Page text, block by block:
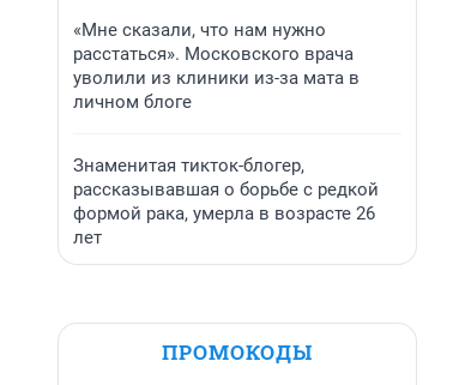
«Мне сказали, что нам нужно
расстаться». Московского врача
уволили из клиники из-за мата в
личном блоге
Знаменитая тикток-блогер,
рассказывавшая о борьбе с редкой
формой рака, умерла в возрасте 26
лет
ПРОМОКОДЫ